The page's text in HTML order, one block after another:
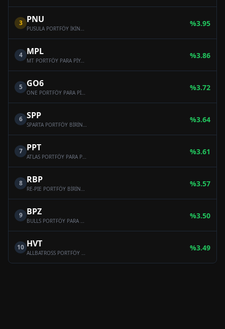
3 PNU
PUSULA PORTFÖY İKİNCİ PARA PİYASASI (TL) FONU
%3.95
4 MPL
MT PORTFÖY PARA PİYASASI (TL) FONU
%3.86
5 GO6
ONE PORTFÖY PARA PİYASASI (TL) FONU
%3.72
6 SPP
SPARTA PORTFÖY BİRİNCİ PARA PİYASASI (TL) FONU
%3.64
7 PPT
ATLAS PORTFÖY PARA PİYASASI (TL) FONU
%3.61
8 RBP
RE-PIE PORTFÖY BİRİNCİ PARA PİYASASI (TL) FONU
%3.57
9 BPZ
BULLS PORTFÖY PARA PİYASASI (TL) FONU
%3.50
10 HVT
ALLBATROSS PORTFÖY BİRİNCİ PARA PİYASASI (TL) FONU
%3.49